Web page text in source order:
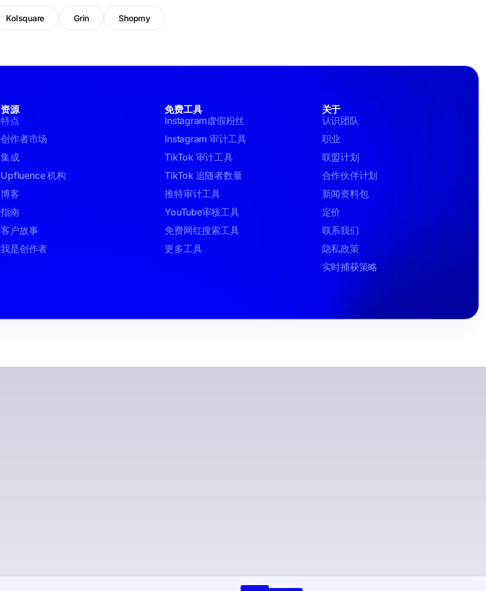
Kolsquare Grin Shopmy
资源
特点
创作者市场
集成
Upfluence 机构
博客
指南
客户故事
我是创作者
免费工具
Instagram虚假粉丝
Instagram 审计工具
TikTok 审计工具
TikTok 追随者数量
推特审计工具
YouTube审核工具
免费网红搜索工具
更多工具
关于
认识团队
职业
联盟计划
合作伙伴计划
新闻资料包
定价
联系我们
隐私政策
实时捕获策略